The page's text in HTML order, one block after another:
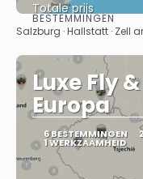
Totale prijs
BESTEMMINGEN
Salzburg · Hallstatt · Zell
Luxe Fly
Europa
6 BESTEMMINGEN
1 WERKZAAMHEID